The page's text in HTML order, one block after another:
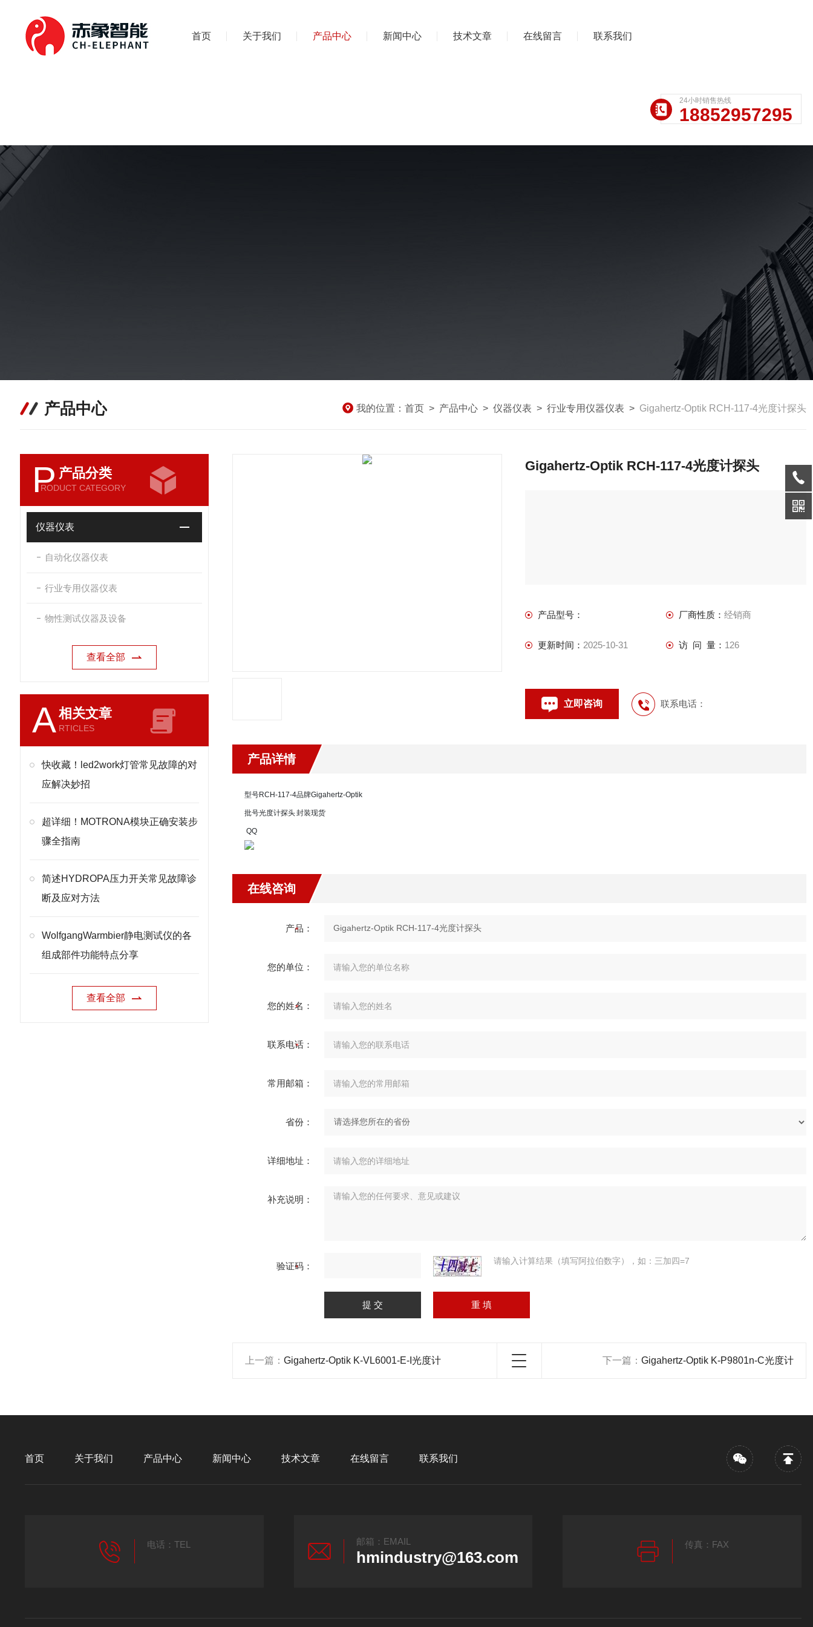
首页 关于我们 产品中心 新闻中心 技术文章 在线留言 联系我们
24小时销售热线
18852957295
产品中心 我的位置： 首页 > 产品中心 > 仪器仪表 > 行业专用仪器仪表 > Gigahertz-Optik RCH-117-4光度计探头
P 产品分类
RODUCT CATEGORY
仪器仪表
自动化仪器仪表
行业专用仪器仪表
物性测试仪器及设备
查看全部
A相关文章
RTICLES
快收藏！led2work灯管常见故障的对
应解决妙招
超详细！MOTRONA模块正确安装步
骤全指南
简述HYDROPA压力开关常见故障诊
断及应对方法
WolfgangWarmbier静电测试仪的各
组成部件功能特点分享
查看全部
Gigahertz-Optik RCH-117-4光度计探头
产品型号： 厂商性质： 经销商
更新时间： 2025-10-31 访 问 量： 126
立即咨询 联系电话：
产品详情
型号RCH-117-4品牌Gigahertz-Optik
批号光度计探头封装现货
QQ
在线咨询
产品：
您的单位：
您的姓名：
联系电话：
常用邮箱：
省份：
详细地址：
补充说明：
验证码： 请输入计算结果（填写阿拉伯数字），如：三加四=7
上一篇： Gigahertz-Optik K-VL6001-E-I光度计 下一篇： Gigahertz-Optik K-P9801n-C光度计
首页 关于我们 产品中心 新闻中心 技术文章 在线留言 联系我们
电话：TEL 邮箱：EMAIL
hmindustry@163.com
传真：FAX